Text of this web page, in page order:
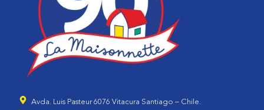
Avda. Luis Pasteur 6076 Vitacura Santiago – Chile.